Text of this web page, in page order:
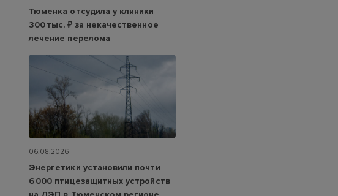
Тюменка отсудила у клиники
300 тыс. ₽ за некачественное
лечение перелома
06.08.2026
Энергетики установили почти
6 000 птицезащитных устройств